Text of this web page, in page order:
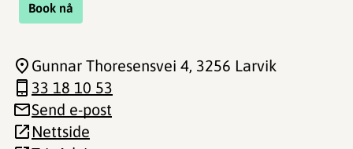
Book nå
Gunnar Thoresensvei 4, 3256 Larvik
33 18 10 53
Send e-post
Nettside